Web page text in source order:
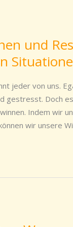
und
jeder von uns.
gestresst. Doch
Indem wir
wir unsere